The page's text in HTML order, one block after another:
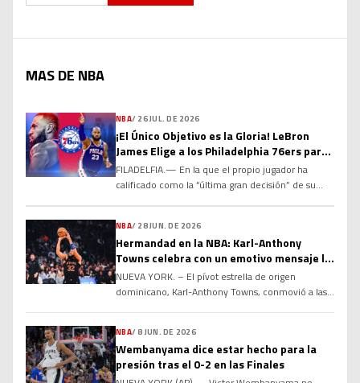
MAS DE NBA
NBA/ 26 JUL. DE 2026
¡El Único Objetivo es la Gloria! LeBron
James Elige a los Philadelphia 76ers para
el Último Capítulo de su Leyenda
FILADELFIA.— En la que el propio jugador ha
calificado como la “última gran decisión” de su
baloncesto mundial al acordar un contrato por dos
temporadas y US$8 millones con los Philadelphia
76ers. Tras comunicar a Los Angeles Lakers […]
NBA/ 28 JUN. DE 2026
Hermandad en la NBA: Karl-Anthony
Towns celebra con un emotivo mensaje la
renovación de Jose Alvarado
NUEVA YORK. – El pívot estrella de origen
dominicano, Karl-Anthony Towns, conmovió a las
de felicitación dirigido a su compañero de equipo
y selección nacional, el base Jose Alvarado, tras
confirmarse la renovación contractual de este
NBA/8 JUN. DE 2026
Wembanyama dice estar hecho para la
presión tras el 0-2 en las Finales